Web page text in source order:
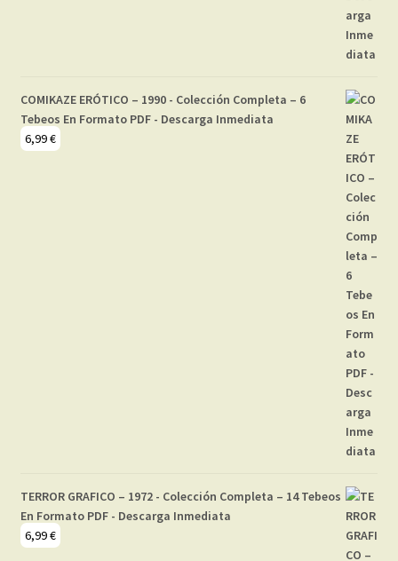
COMIKAZE ERÓTICO – 1990 - Colección Completa – 6
Tebeos En Formato PDF - Descarga Inmediata
6,99€
TERROR GRAFICO – 1972 - Colección Completa – 14 Tebeos
En Formato PDF - Descarga Inmediata
6,99€